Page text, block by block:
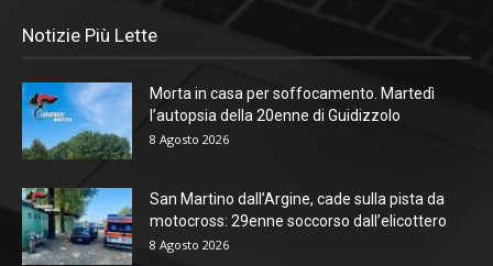
Notizie Più Lette
Morta in casa per soffocamento. Martedì
l’autopsia della 20enne di Guidizzolo
8 Agosto 2026
San Martino dall’Argine, cade sulla pista da
motocross: 29enne soccorso dall’elicottero
8 Agosto 2026